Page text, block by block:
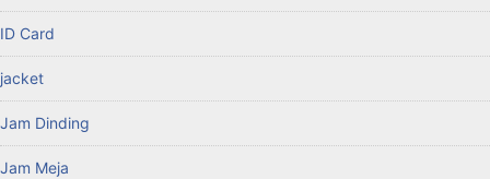
ID Card
jacket
Jam Dinding
Jam Meja